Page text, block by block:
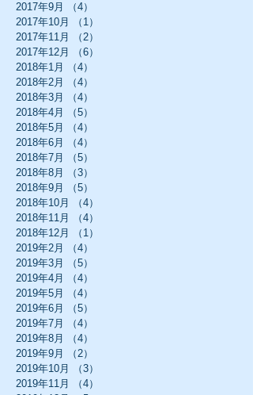
2017年9月
（4）
2017年10月
（1）
2017年11月
（2）
2017年12月
（6）
2018年1月
（4）
2018年2月
（4）
2018年3月
（4）
2018年4月
（5）
2018年5月
（4）
2018年6月
（4）
2018年7月
（5）
2018年8月
（3）
2018年9月
（5）
2018年10月
（4）
2018年11月
（4）
2018年12月
（1）
2019年2月
（4）
2019年3月
（5）
2019年4月
（4）
2019年5月
（4）
2019年6月
（5）
2019年7月
（4）
2019年8月
（4）
2019年9月
（2）
2019年10月
（3）
2019年11月
（4）